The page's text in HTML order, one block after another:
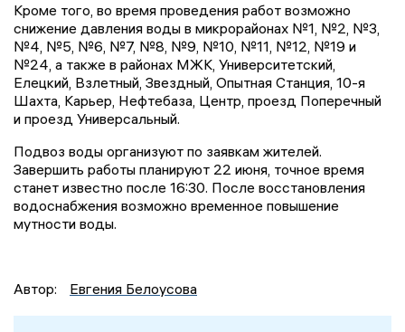
Кроме того, во время проведения работ возможно
снижение давления воды в микрорайонах №1, №2, №3,
№4, №5, №6, №7, №8, №9, №10, №11, №12, №19 и
№24, а также в районах МЖК, Университетский,
Елецкий, Взлетный, Звездный, Опытная Станция, 10-я
Шахта, Карьер, Нефтебаза, Центр, проезд Поперечный
и проезд Универсальный.
Подвоз воды организуют по заявкам жителей.
Завершить работы планируют 22 июня, точное время
станет известно после 16:30. После восстановления
водоснабжения возможно временное повышение
мутности воды.
Автор: Евгения Белоусова